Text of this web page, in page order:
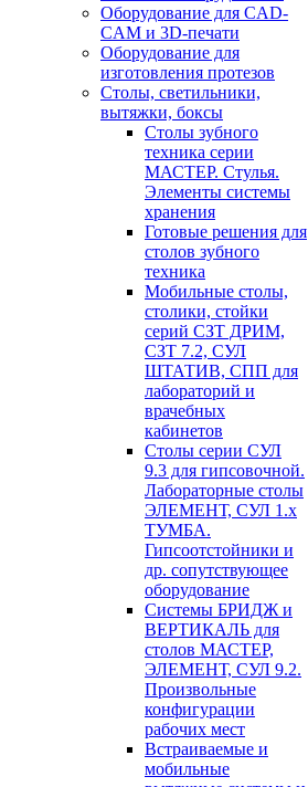
Оборудование для CAD-
CAM и 3D-печати
Оборудование для
изготовления протезов
Cтолы, светильники,
вытяжки, боксы
Столы зубного
техника серии
МАСТЕР. Стулья.
Элементы системы
хранения
Готовые решения для
столов зубного
техника
Мобильные столы,
столики, стойки
серий СЗТ ДРИМ,
СЗТ 7.2, СУЛ
ШТАТИВ, СПП для
лабораторий и
врачебных
кабинетов
Столы серии СУЛ
9.3 для гипсовочной.
Лабораторные столы
ЭЛЕМЕНТ, СУЛ 1.х
ТУМБА.
Гипсоотстойники и
др. сопутствующее
оборудование
Системы БРИДЖ и
ВЕРТИКАЛЬ для
столов МАСТЕР,
ЭЛЕМЕНТ, СУЛ 9.2.
Произвольные
конфигурации
рабочих мест
Встраиваемые и
мобильные